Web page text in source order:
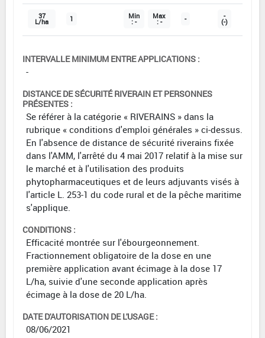
37
L/ha 1 Min
: -
Max
: - - -
(-)
INTERVALLE MINIMUM ENTRE APPLICATIONS :
-
DISTANCE DE SÉCURITÉ RIVERAIN ET PERSONNES
PRÉSENTES :
Se référer à la catégorie « RIVERAINS » dans la
rubrique « conditions d'emploi générales » ci-dessus.
En l'absence de distance de sécurité riverains fixée
dans l'AMM, l'arrêté du 4 mai 2017 relatif à la mise sur
le marché et à l'utilisation des produits
phytopharmaceutiques et de leurs adjuvants visés à
l'article L. 253-1 du code rural et de la pêche maritime
s'applique.
CONDITIONS :
Efficacité montrée sur l'ébourgeonnement.
Fractionnement obligatoire de la dose en une
première application avant écimage à la dose 17
L/ha, suivie d'une seconde application après
écimage à la dose de 20 L/ha.
DATE D'AUTORISATION DE L'USAGE :
08/06/2021